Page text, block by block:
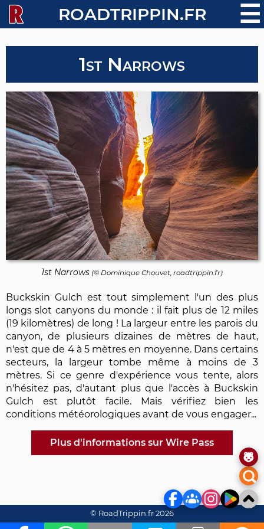
ROADTRIPPIN.FR ☰
1st Narrows
1st Narrows (© Dominique Chouvet, roadtrippin.fr)
Buckskin Gulch est tout simplement l'un des plus
longs slot canyons du monde : il fait plus de 12 miles
(19 kilomètres) de long ! La largeur entre les parois du
canyon, de plusieurs dizaines de mètres de haut,
n'est que de 4 à 5 mètres en moyenne. Dans certains
secteurs, la largeur tombe même à moins de 3
mètres. Si ce genre d'expérience vous tente, alors
n'hésitez pas, d'autant plus que l'accès à Buckskin
Gulch est plutôt facile. Mais vérifiez bien les
conditions météorologiques avant de vous engager...
Plus d'informations sur Wire Pass
© RoadTrippin.fr 2026